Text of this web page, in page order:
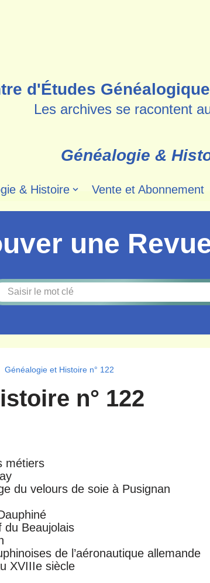
d'Études
Les archives se racontent
Généalogie &
& Histoire Vente et Abonnement
une
Généalogie et Histoire n° 122
n° 122
métiers
du velours de soie à Pusignan
du Beaujolais
de l’aéronautique allemande
XVIIIe siècle